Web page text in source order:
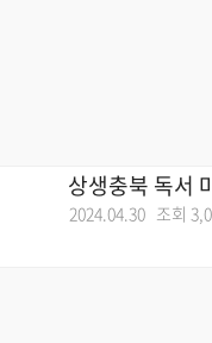
상생충북 독서
2024.04.30 조회